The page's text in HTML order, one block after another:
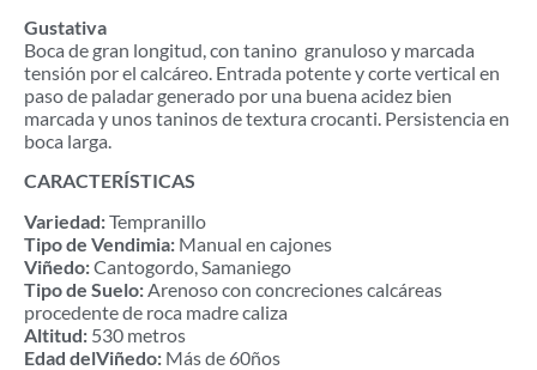
Gustativa
Boca de gran longitud, con tanino granuloso y marcada
tensión por el calcáreo. Entrada potente y corte vertical en
paso de paladar generado por una buena acidez bien
marcada y unos taninos de textura crocanti. Persistencia en
boca larga.
CARACTERÍSTICAS
Variedad:Tempranillo
Tipo de Vendimia: Manual en cajones
Viñedo:Cantogordo, Samaniego
Tipo de Suelo: Arenoso con concreciones calcáreas
procedente de roca madre caliza
Altitud: 530 metros
Edad delViñedo: Más de 60ños